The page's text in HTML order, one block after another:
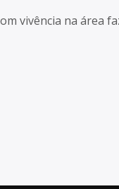
vivência na área